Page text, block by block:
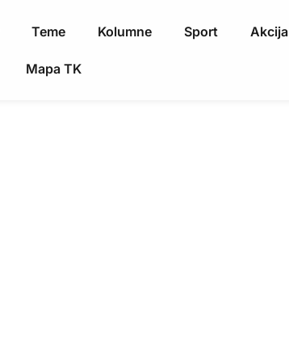
Teme Kolumne Sport Akcija
Mapa TK